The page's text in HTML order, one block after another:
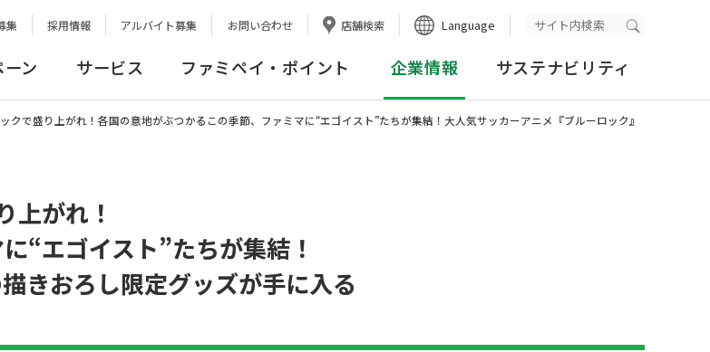
集 採用情報 アルバイト募集 お問い合わせ 店舗検索 Language 検索実行
ン サービス ファミペイ・ポイント 企業情報 サステナビリティ
クで盛り上がれ！各国の意地がぶつかるこの季節、ファミマに“エゴイスト”たちが集結！大人気サッカーアニメ『ブルーロック』
上がれ！
“エゴイスト”たちが集結！
きおろし限定グッズが手に入る